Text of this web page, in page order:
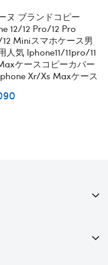
ヌ ブランドコピー
12/12 Pro/12 Pro
Miniスマホケース男
人気 Iphone11/11pro/11
ケースコピーカバー
Xr/xs Maxケース